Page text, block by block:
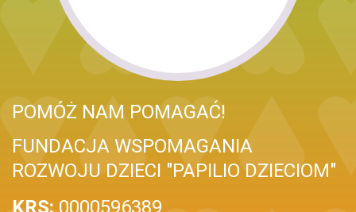
POMÓŻ NAM POMAGAĆ!
FUNDACJA WSPOMAGANIA
ROZWOJU DZIECI "PAPILIO DZIECIOM"
KRS: 0000596389